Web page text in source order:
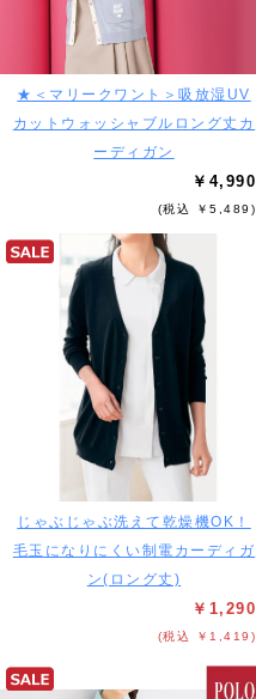
★＜マリークワント＞吸放湿UV
カットウォッシャブルロング丈カ
ーディガン
￥4,990
(税込 ￥5,489)
じゃぶじゃぶ洗えて乾燥機OK！
毛玉になりにくい制電カーディガ
ン(ロング丈)
￥1,290
(税込 ￥1,419)